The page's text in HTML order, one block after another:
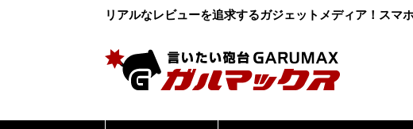
リアルなレビューを追求するガジェットメディア！スマ